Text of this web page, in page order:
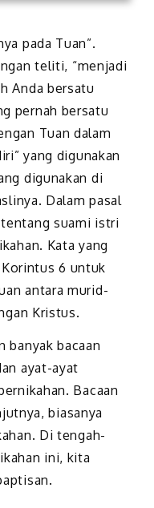
pada Tuan”.
teliti, “menjadi
Anda bersatu
pernah bersatu
Tuan dalam
yang digunakan
digunakan di
Dalam pasal
suami istri
Kata yang
6 untuk
antara murid-
Kristus.
banyak bacaan
ayat-ayat
Bacaan
biasanya
Di tengah-
ini, kita